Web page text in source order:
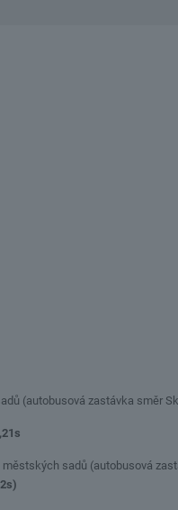
(autobusová zastávka směr
sadů (autobusová